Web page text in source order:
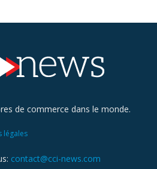
de commerce dans le monde.
légales
contact@cci-news.com